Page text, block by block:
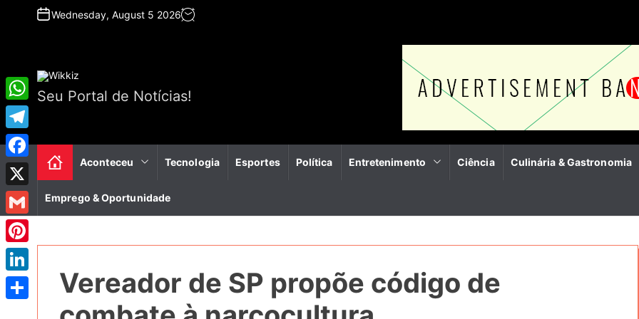
t
Wednesday, August 5 2026
Seu Portal de Notícias!
Aconteceu Tecnologia Esportes Política Entretenimento Ciência Culinária & Gastronomia
Emprego & Oportunidade
Vereador de SP propõe código de
W
h
a
s
A
p
p
T
e
l
e
g
r
a
m
F
a
c
e
b
o
X
G
m
a
P
i
n
L